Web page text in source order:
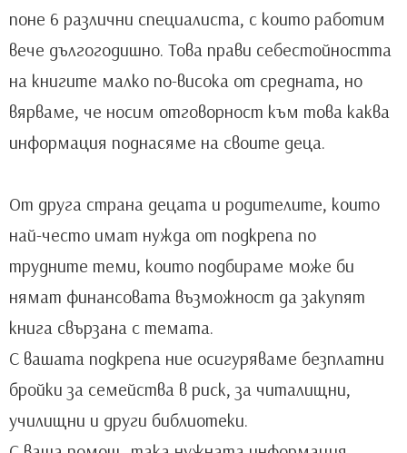
поне 6 различни специалиста, с които работим
вече дългогодишно. Това прави себестойността
на книгите малко по-висока от средната, но
вярваме, че носим отговорност към това каква
информация поднасяме на своите деца.
От друга страна децата и родителите, които
най-често имат нужда от подкрепа по
трудните теми, които подбираме може би
нямат финансовата възможност да закупят
книга свързана с темата.
С вашата подкрепа ние осигуряваме безплатни
бройки за семейства в риск, за читалищни,
училищни и други библиотеки.